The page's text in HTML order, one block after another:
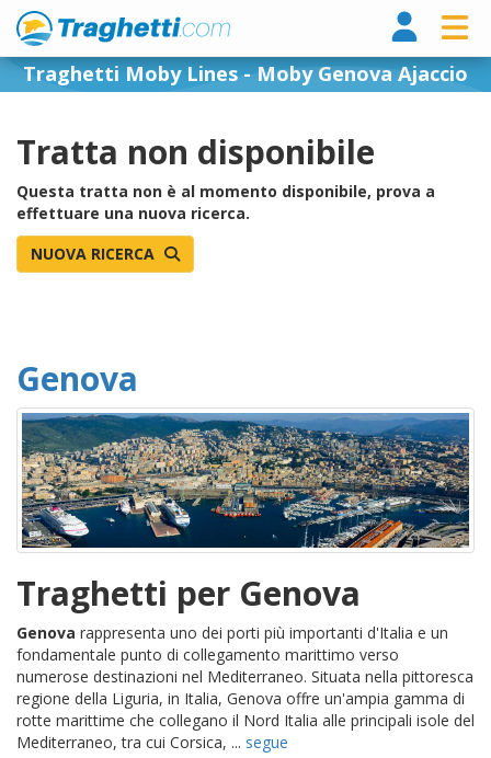
Traghetti Moby Lines - Moby Genova Ajaccio
Tratta non disponibile
Questa tratta non è al momento disponibile, prova a
effettuare una nuova ricerca.
NUOVA RICERCA
Genova
Traghetti per Genova
Genova rappresenta uno dei porti più importanti d'Italia e un
fondamentale punto di collegamento marittimo verso
numerose destinazioni nel Mediterraneo. Situata nella pittoresca
regione della Liguria, in Italia, Genova offre un'ampia gamma di
rotte marittime che collegano il Nord Italia alle principali isole del
Mediterraneo, tra cui Corsica, ... segue